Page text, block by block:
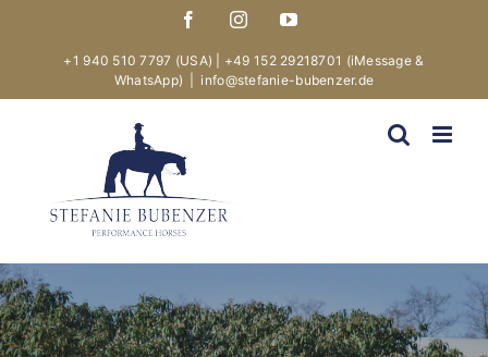
content
FacebookInstagramYouTube
+1 940 510 7797 (USA) +49 152 29218701 (iMessage &
WhatsApp)
info@stefanie-bubenzer.de